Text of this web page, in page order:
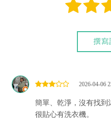
撰寫
2026-04-06
簡單、乾淨，沒有找到
很貼心有洗衣機。